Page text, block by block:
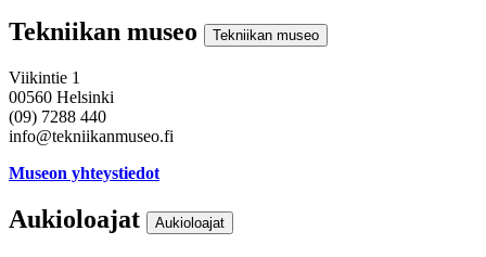
Tekniikan museo Tekniikan museo
Viikintie 1
00560 Helsinki
(09) 7288 440
info@tekniikanmuseo.fi
Museon yhteystiedot
Aukioloajat Aukioloajat